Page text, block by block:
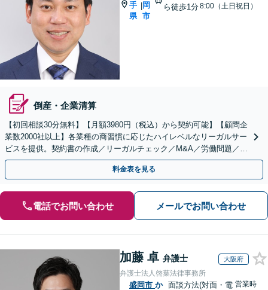
手
県
|岡
市
ら徒歩1分8:00（土日祝日）
倒産・企業清算
【初回相談30分無料】【月額3980円（税込）から契約可能】【顧問企
業数2000社以上】各業種の商習慣に応じたハイレベルなリーガルサー
ビスを提供。契約書の作成／リーガルチェック／M&A／労働問題／知
的財産等、お任せください【他士業連携可能】
料金表を見る
電話でお問い合わせ メールでお問い合わせ
加藤 卓 弁護士 大阪府
弁護士法人啓葉法律事務所
盛岡市 か 面談方法(対面・電 営業時